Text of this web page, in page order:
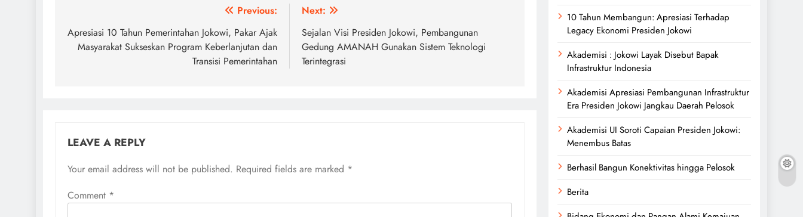
navigation
Previous:
Apresiasi 10 Tahun Pemerintahan Jokowi, Pakar Ajak
Masyarakat Sukseskan Program Keberlanjutan dan
Transisi Pemerintahan
Next:
Sejalan Visi Presiden Jokowi, Pembangunan
Gedung AMANAH Gunakan Sistem Teknologi
Terintegrasi
LEAVE A REPLY
Your email address will not be published. Required fields are marked *
Comment *
10 Tahun Membangun: Apresiasi Terhadap
Legacy Ekonomi Presiden Jokowi
Akademisi : Jokowi Layak Disebut Bapak
Infrastruktur Indonesia
Akademisi Apresiasi Pembangunan Infrastruktur
Era Presiden Jokowi Jangkau Daerah Pelosok
Akademisi UI Soroti Capaian Presiden Jokowi:
Menembus Batas
Berhasil Bangun Konektivitas hingga Pelosok
Berita